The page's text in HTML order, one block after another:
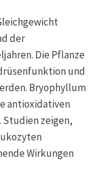
der
Die Pflanze
und
Bryophyllum
antioxidativen
Studien zeigen,
Wirkungen